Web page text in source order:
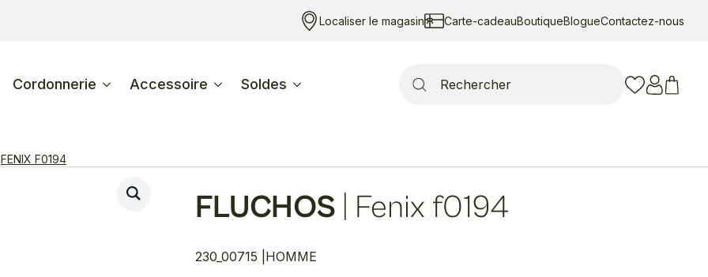
Localiser le magasin Carte-cadeauBoutiqueBlogueContactez-nous
Cordonnerie Accessoire Soldes
for:
FENIX F0194
FLUCHOS Fenix f0194
230_00715 | HOMME